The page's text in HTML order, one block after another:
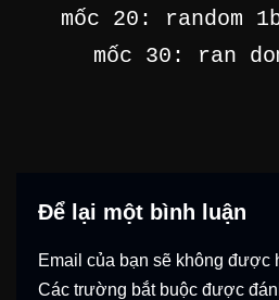
mốc 20: random
mốc 30: ran
Để lại một bình luận
Email của bạn sẽ không được
Các trường bắt buộc được